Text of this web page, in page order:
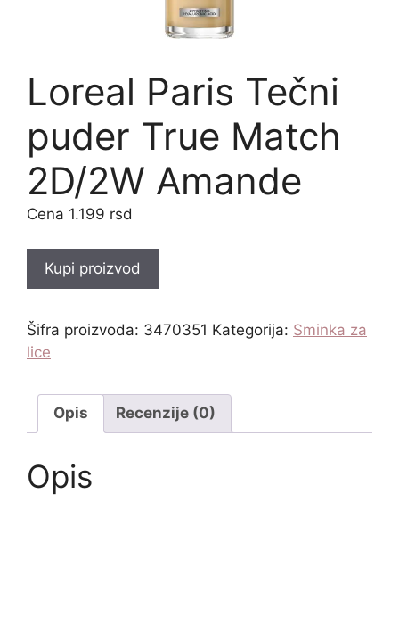
Loreal Paris Tečni
puder True Match
2D/2W Amande​
1.199 rsd
Kupi proizvod
Šifra proizvoda: 3470351 Kategorija: Sminka za
lice
Opis Recenzije (0)
Opis